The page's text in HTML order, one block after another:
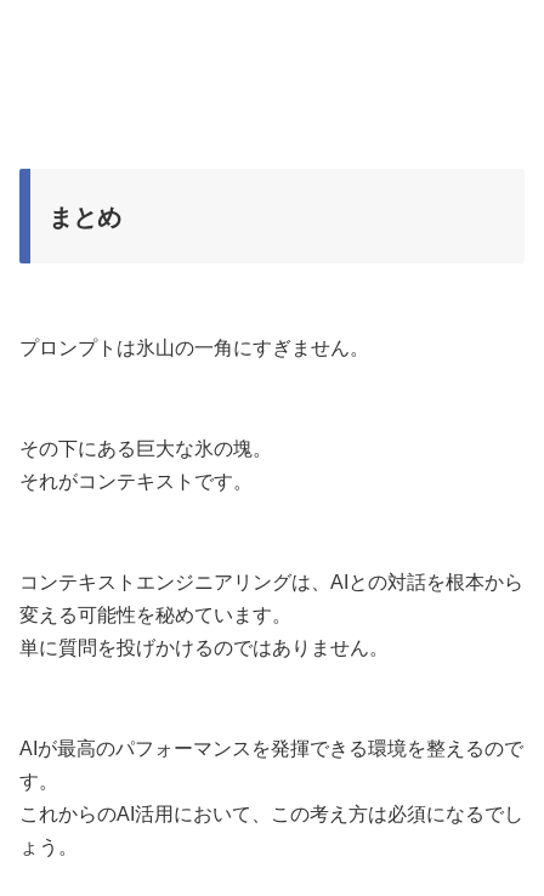
まとめ
プロンプトは氷山の一角にすぎません。
その下にある巨大な氷の塊。
それがコンテキストです。
コンテキストエンジニアリングは、AIとの対話を根本から
変える可能性を秘めています。
単に質問を投げかけるのではありません。
AIが最高のパフォーマンスを発揮できる環境を整えるので
す。
これからのAI活用において、この考え方は必須になるでし
ょう。